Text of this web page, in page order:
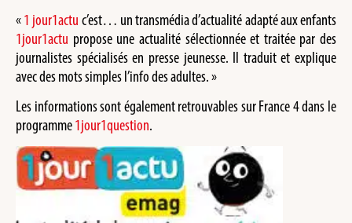
«1 jour1actu c’est… un transmédia d’actualité adapté aux enfants
1jour1actu propose une actualité sélectionnée et traitée par des
journalistes spécialisés en presse jeunesse. Il traduit et explique
avec des mots simples l’info des adultes. »
Les informations sont également retrouvables sur France 4 dans le
programme1jour1question.